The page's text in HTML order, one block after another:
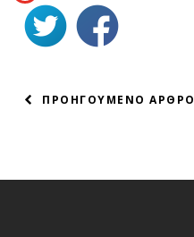
ΠΛΟΗΓΗΣΗ
ΠΡΟΗΓΟΥΜΕΝΟ ΑΡΘΡΟ